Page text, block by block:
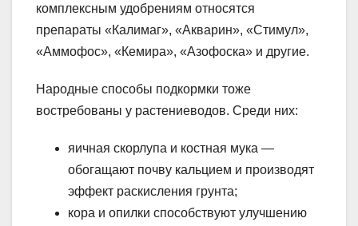
комплексным удобрениям относятся
препараты «Калимаг», «Акварин», «Стимул»,
«Аммофос», «Кемира», «Азофоска» и другие.
Народные способы подкормки тоже
востребованы у растениеводов. Среди них:
яичная скорлупа и костная мука —
обогащают почву кальцием и производят
эффект раскисления грунта;
кора и опилки способствуют улучшению